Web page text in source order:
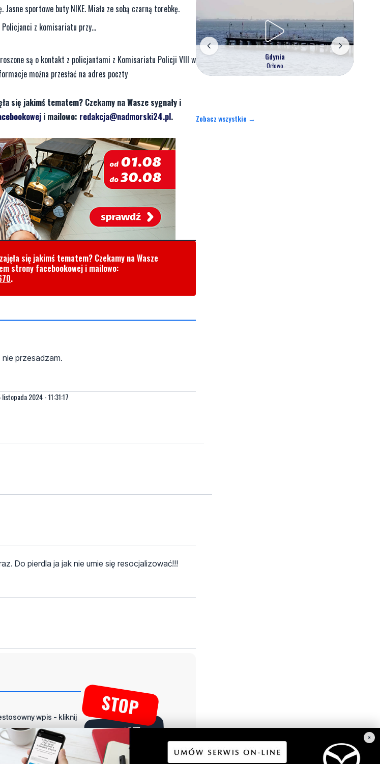
sportowe buty NIKE. Miała ze sobą czarną torebkę.
z komisariatu przy...
są o kontakt z policjantami z Komisariatu Policji VIII w
można przesłać na adres poczty
się jakimś tematem? Czekamy na Wasze sygnały i
i mailowo: redakcja@nadmorski24.pl.
się jakimś tematem? Czekamy na Wasze
strony facebookowej i mailowo:
.
przesadzam.
2024 - 11:31:17
Do pierdla ja jak nie umie się resocjalizować!!!
wpis - kliknij
Gdynia
Orłowo
Zobacz wszystkie →
×